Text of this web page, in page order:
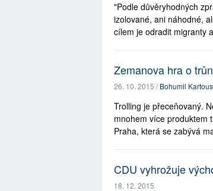
"Podle důvěryhodných
izolované, ani náhodné,
cílem je odradit migranty
Zemanova hra o trůn
26. 10. 2015 /Bohumil Kartous
Trolling je přeceňovaný.
mnohem více produktem
Praha, která se zabývá
CDU vyhrožuje
18. 12. 2015